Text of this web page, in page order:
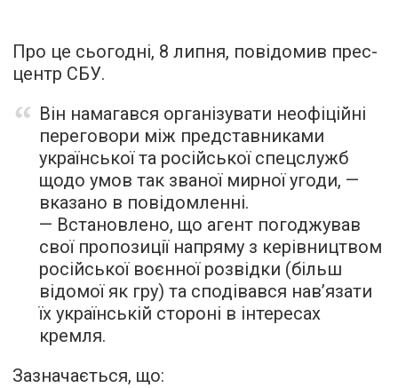
Про це сьогодні, 8 липня, повідомив прес-
центр СБУ.
Він намагався організувати неофіційні
переговори між представниками
української та російської спецслужб
щодо умов так званої мирної угоди, —
вказано в повідомленні.
— Встановлено, що агент погоджував
свої пропозиції напряму з керівництвом
російської воєнної розвідки (більш
відомої як гру) та сподівався нав’язати
їх українській стороні в інтересах
кремля.
Зазначається, що: